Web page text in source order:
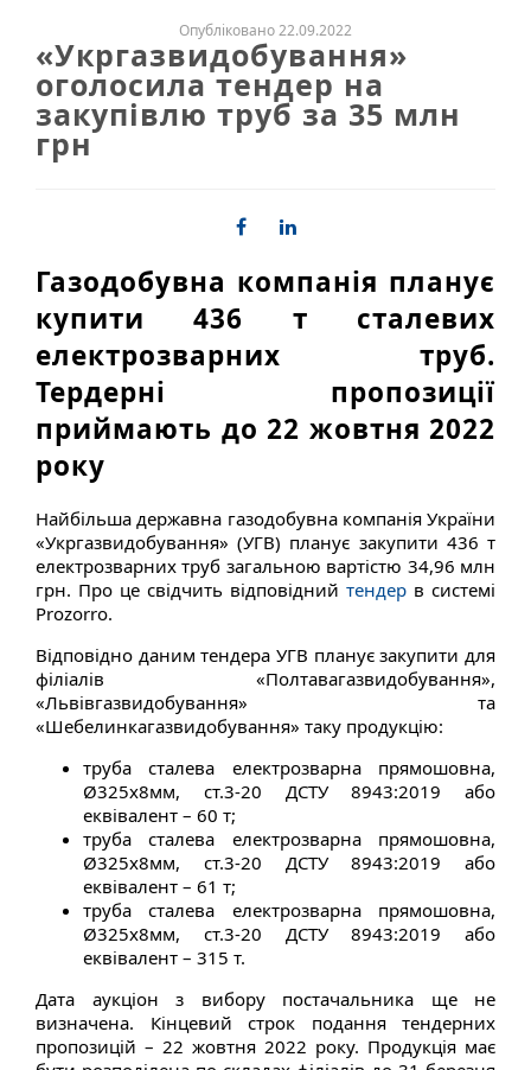
Опубліковано 22.09.2022
«Укргазвидобування»
оголосила тендер на
закупівлю труб за 35 млн
грн
Газодобувна компанія планує
купити 436 т сталевих
електрозварних труб.
Тердерні пропозиції
приймають до 22 жовтня 2022
року
Найбільша державна газодобувна компанія України
«Укргазвидобування» (УГВ) планує закупити 436 т
електрозварних труб загальною вартістю 34,96 млн
грн. Про це свідчить відповідний тендер в системі
Prozorro.
Відповідно даним тендера УГВ планує закупити для
філіалів «Полтавагазвидобування»,
«Львівгазвидобування» та
«Шебелинкагазвидобування» таку продукцію:
труба сталева електрозварна прямошовна,
Ø325х8мм, ст.3-20 ДСТУ 8943:2019 або
еквівалент – 60 т;
труба сталева електрозварна прямошовна,
Ø325х8мм, ст.3-20 ДСТУ 8943:2019 або
еквівалент – 61 т;
труба сталева електрозварна прямошовна,
Ø325х8мм, ст.3-20 ДСТУ 8943:2019 або
еквівалент – 315 т.
Дата аукціон з вибору постачальника ще не
визначена. Кінцевий строк подання тендерних
пропозицій – 22 жовтня 2022 року. Продукція має